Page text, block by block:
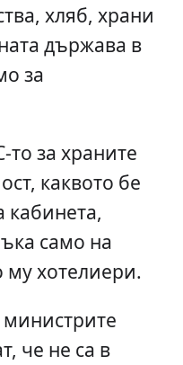
хляб, храни
държава в
за
за храните
каквото бе
само на
му хотелиери.
че не са в